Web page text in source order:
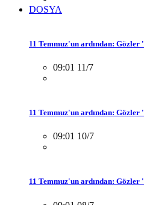
DOSYA
11 Temmuz'un ardından: Gözler
09:01 11/7
11 Temmuz'un ardından: Gözler
09:01 10/7
11 Temmuz'un ardından: Gözler